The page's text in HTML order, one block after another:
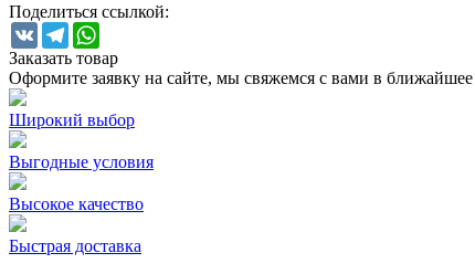
Поделиться ссылкой:
VK Telegram
Заказать товар
Оформите заявку на сайте, мы свяжемся с вами в
Широкий выбор
Выгодные условия
Высокое качество
Быстрая доставка